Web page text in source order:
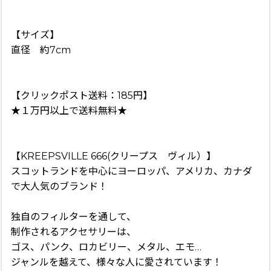
【サイズ】
直径 約7cm
【クリックポスト送料：185円】
★１万円以上で送料無料★
【KREEPSVILLE 666(クリープス ヴィル）】
スコットランドを中心にヨーロッパ、アメリカ、カナダ
で大人気のブランド！
独自のフィルターを通して、
制作されるアクセサリーは、
ゴス、パンク、ロカビリー、メタル、エモ…
ジャンルを越えて、様々な人に愛されています！